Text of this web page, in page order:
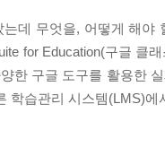
데 무엇을, 어떻게 해
for Education(구글 클
한 구글 도구를 활용한
학습관리 시스템(LMS)